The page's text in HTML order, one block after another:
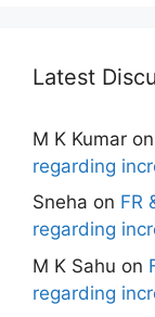
Latest
M K Kumar on
regarding
Sneha on FR
regarding
M K Sahu on
regarding